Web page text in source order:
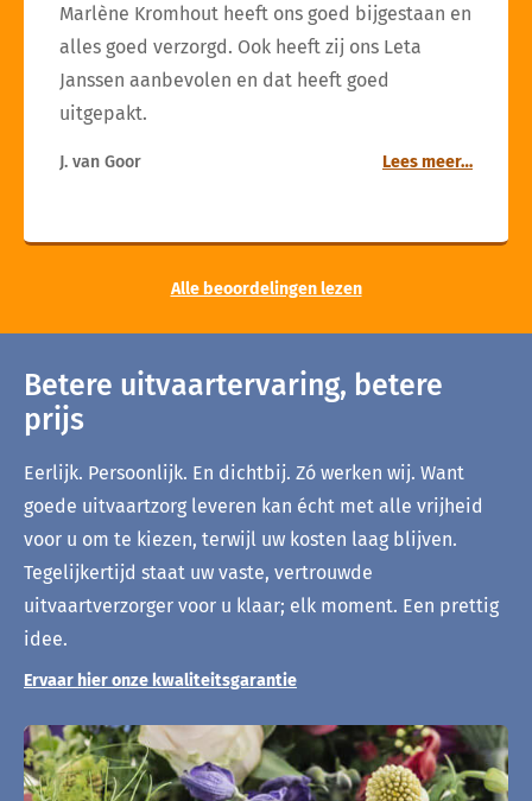
Marlène Kromhout heeft ons goed bijgestaan en
alles goed verzorgd. Ook heeft zij ons Leta
Janssen aanbevolen en dat heeft goed
uitgepakt.
J. van Goor Lees meer…
Alle beoordelingen lezen
Betere uitvaartervaring, betere
prijs
Eerlijk. Persoonlijk. En dichtbij. Zó werken wij. Want
goede uitvaartzorg leveren kan écht met alle vrijheid
voor u om te kiezen, terwijl uw kosten laag blijven.
Tegelijkertijd staat uw vaste, vertrouwde
uitvaartverzorger voor u klaar; elk moment. Een prettig
idee.
Ervaar hier onze kwaliteitsgarantie